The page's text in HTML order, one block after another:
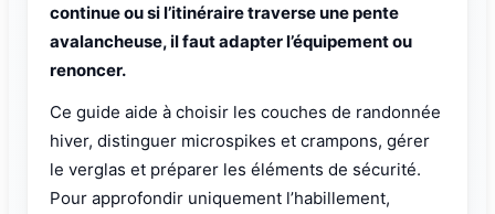
continue ou si l’itinéraire traverse une pente
avalancheuse, il faut adapter l’équipement ou
renoncer.
Ce guide aide à choisir les couches de randonnée
hiver, distinguer microspikes et crampons, gérer
le verglas et préparer les éléments de sécurité.
Pour approfondir uniquement l’habillement,